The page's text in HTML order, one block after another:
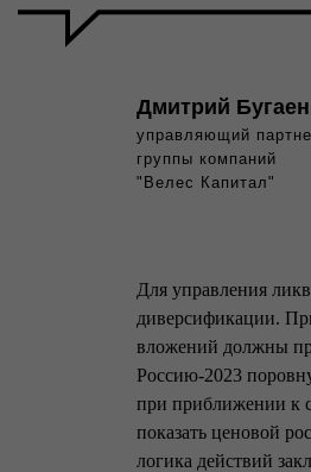
Дмитрий
управляющий
группы компаний
"Велес Капитал"
Для управления
диверсификации.
вложений должны
Россию-2023
при приближении к
показать ценовой
логика действий